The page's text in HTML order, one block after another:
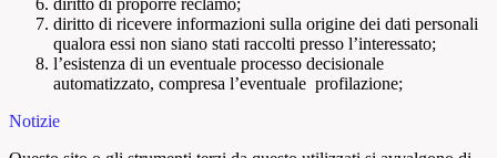
diritto di ricevere informazioni sulla origine dei dati personali
qualora essi non siano stati raccolti presso l’interessato;
l’esistenza di un eventuale processo decisionale
automatizzato, compresa l’eventuale profilazione;
Notizie